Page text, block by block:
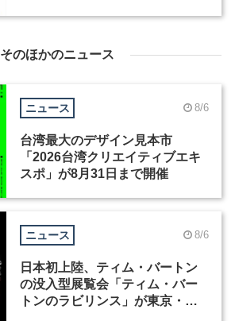
そのほかのニュース
ニュース 8/6
台湾最大のデザイン見本市
「2026台湾クリエイティブエキ
スポ」が8月31日まで開催
ニュース 8/6
日本初上陸、ティム・バートン
の没入型展覧会「ティム・バー
トンのラビリンス」が東京・豊